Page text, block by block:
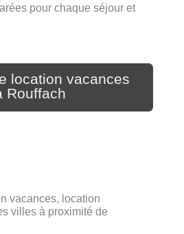
pour chaque séjour et
location vacances
Rouffach
vacances, location
villes à proximité de